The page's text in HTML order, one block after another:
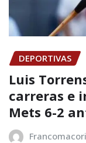
DEPORTIVAS
Luis
carreras e
Mets 6-2